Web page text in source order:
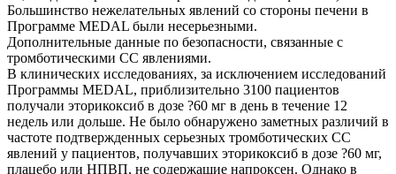
Большинство нежелательных явлений со стороны печени в
Программе MEDAL были несерьезными.
Дополнительные данные по безопасности, связанные с
тромботическими СС явлениями.
В клинических исследованиях, за исключением исследований
Программы MEDAL, приблизительно 3100 пациентов
получали эторикоксиб в дозе ?60 мг в день в течение 12
недель или дольше. Не было обнаружено заметных различий в
частоте подтвержденных серьезных тромботических СС
явлений у пациентов, получавших эторикоксиб в дозе ?60 мг,
плацебо или НПВП, не содержащие напроксен. Однако в